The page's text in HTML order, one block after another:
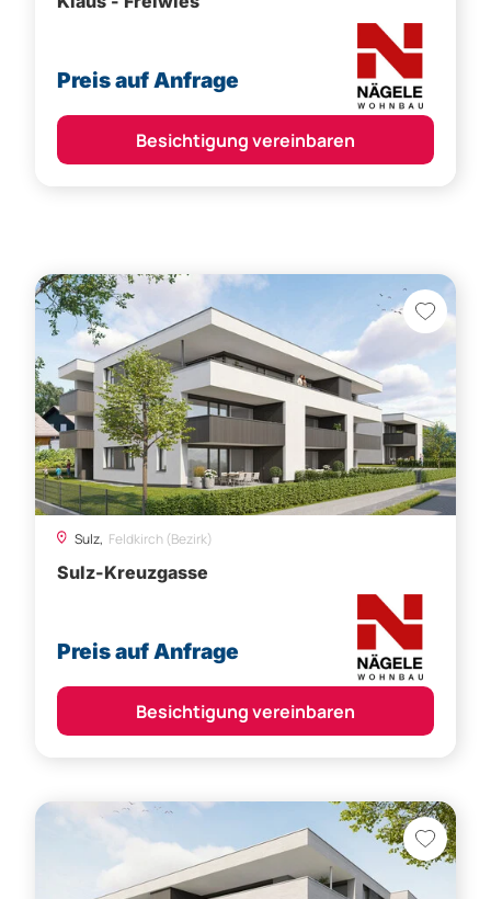
Besichtigung vereinbaren
Sulz,Feldkirch (Bezirk)
Sulz-Kreuzgasse
Preis auf Anfrage